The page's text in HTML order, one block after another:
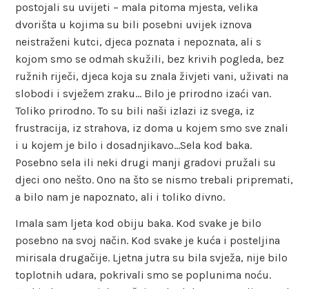
postojali su uvijeti – mala pitoma mjesta, velika
dvorišta u kojima su bili posebni uvijek iznova
neistraženi kutci, djeca poznata i nepoznata, ali s
kojom smo se odmah skužili, bez krivih pogleda, bez
ružnih riječi, djeca koja su znala živjeti vani, uživati na
slobodi i svježem zraku… Bilo je prirodno izaći van.
Toliko prirodno. To su bili naši izlazi iz svega, iz
frustracija, iz strahova, iz doma u kojem smo sve znali
i u kojem je bilo i dosadnjikavo…Sela kod baka.
Posebno sela ili neki drugi manji gradovi pružali su
djeci ono nešto. Ono na što se nismo trebali pripremati,
a bilo nam je napoznato, ali i toliko divno.
Imala sam ljeta kod obiju baka. Kod svake je bilo
posebno na svoj način. Kod svake je kuća i posteljina
mirisala drugačije. Ljetna jutra su bila svježa, nije bilo
toplotnih udara, pokrivali smo se poplunima noću.